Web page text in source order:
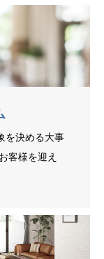
を決める大事
客様を迎え